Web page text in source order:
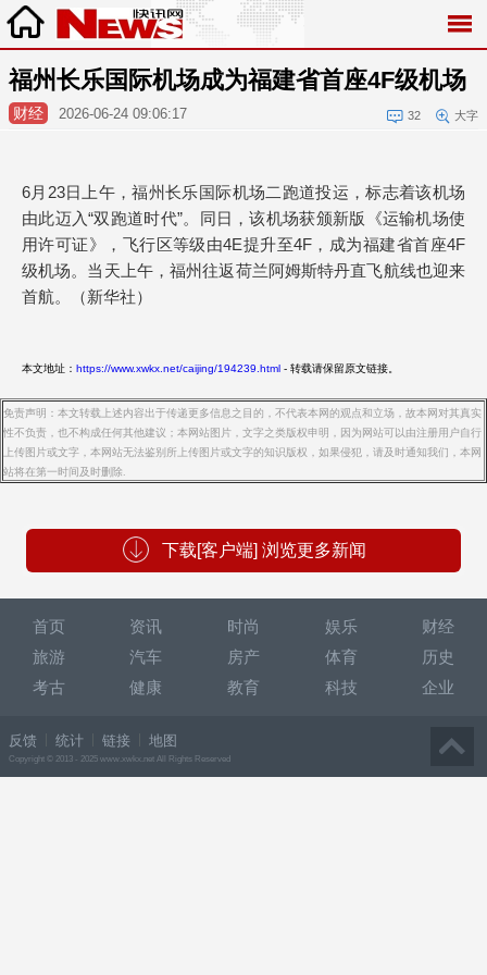
福州长乐国际机场成为福建省首座4F级机场
财经 2026-06-24 09:06:17 32 大字
6月23日上午，福州长乐国际机场二跑道投运，标志着该机场
由此迈入“双跑道时代”。同日，该机场获颁新版《运输机场使
用许可证》，飞行区等级由4E提升至4F，成为福建省首座4F
级机场。当天上午，福州往返荷兰阿姆斯特丹直飞航线也迎来
首航。（新华社）
本文地址： https://www.xwkx.net/caijing/194239.html - 转载请保留原文链接。
免责声明：本文转载上述内容出于传递更多信息之目的，不代表本网的观点和立场，故本网对其真实
性不负责，也不构成任何其他建议；本网站图片，文字之类版权申明，因为网站可以由注册用户自行
上传图片或文字，本网站无法鉴别所上传图片或文字的知识版权，如果侵犯，请及时通知我们，本网
站将在第一时间及时删除.
下载[客户端] 浏览更多新闻
首页 资讯 时尚 娱乐
财经
旅游
汽车 房产 体育
历史
考古
健康 教育 科技 企业
反馈 统计 链接 地图
Copyright © 2013 - 2025 www.xwkx.net All Rights Reserved